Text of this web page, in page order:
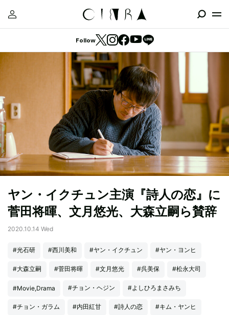
Follow
ヤン・イクチュン主演『詩人の恋』に
菅田将暉、文月悠光、大森立嗣ら賛辞
2020.10.14 Wed
#光石研 #西川美和 #ヤン・イクチュン #ヤン・ヨンヒ
#大森立嗣 #菅田将暉 #文月悠光 #呉美保 #松永大司
#Movie,Drama #チョン・ヘジン #よしひろまさみち
#チョン・ガラム #内田紅甘 #詩人の恋 #キム・ヤンヒ